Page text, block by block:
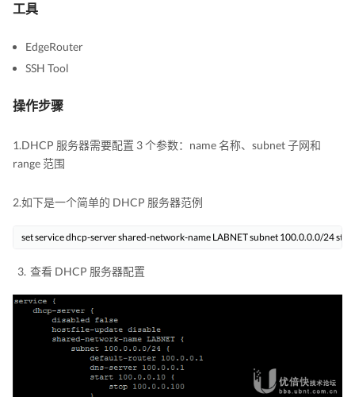
工具
EdgeRouter
SSH Tool
操作步骤
1.DHCP 服务器需要配置 3 个参数：name 名称、subnet 子网和
range 范围
2.如下是一个简单的 DHCP 服务器范例
set service dhcp-server shared-network-name LABNET subnet 100.0.0.0/24
查看 DHCP 服务器配置